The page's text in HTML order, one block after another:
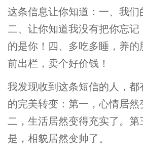
这条信息让你知道：一、我们
二、让你知道我没有把你忘
的是你！四、多吃多睡，养
前出栏，卖个好价钱！
我发现收到这条短信的人，都
的完美转变：第一，心情居
二，生活居然变得充实了。第
是，相貌居然变帅了。